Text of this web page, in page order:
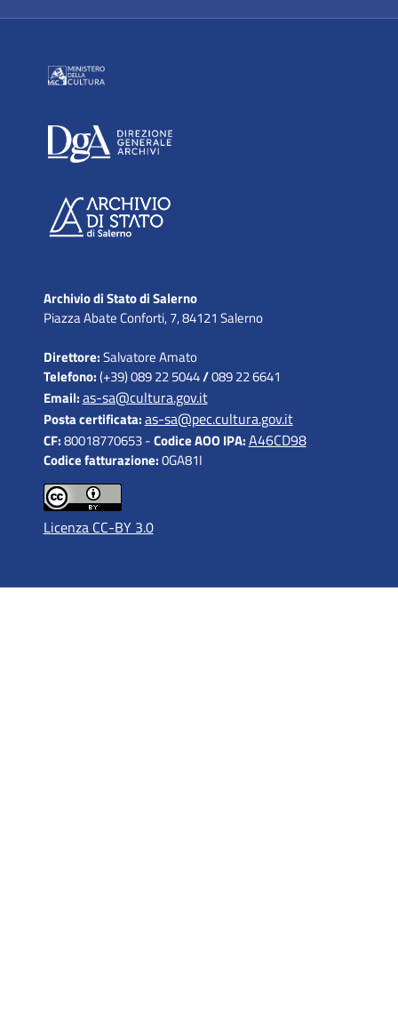
Archivio di Stato di Salerno
Piazza Abate Conforti, 7, 84121 Salerno
Direttore:Salvatore Amato
Telefono:(+39) 089 22 5044/089 22 6641
Email:as-sa@cultura.gov.it
Posta certificata:as-sa@pec.cultura.gov.it
CF:80018770653 -Codice AOO IPA:A46CD98
Codice fatturazione:0GA81I
Licenza CC-BY 3.0